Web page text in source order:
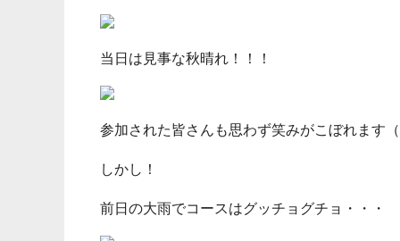
当日は見事な秋晴れ！！！
参加された皆さんも思わず笑みがこぼれます
しかし！
前日の大雨でコースはグッチョグチョ・・・